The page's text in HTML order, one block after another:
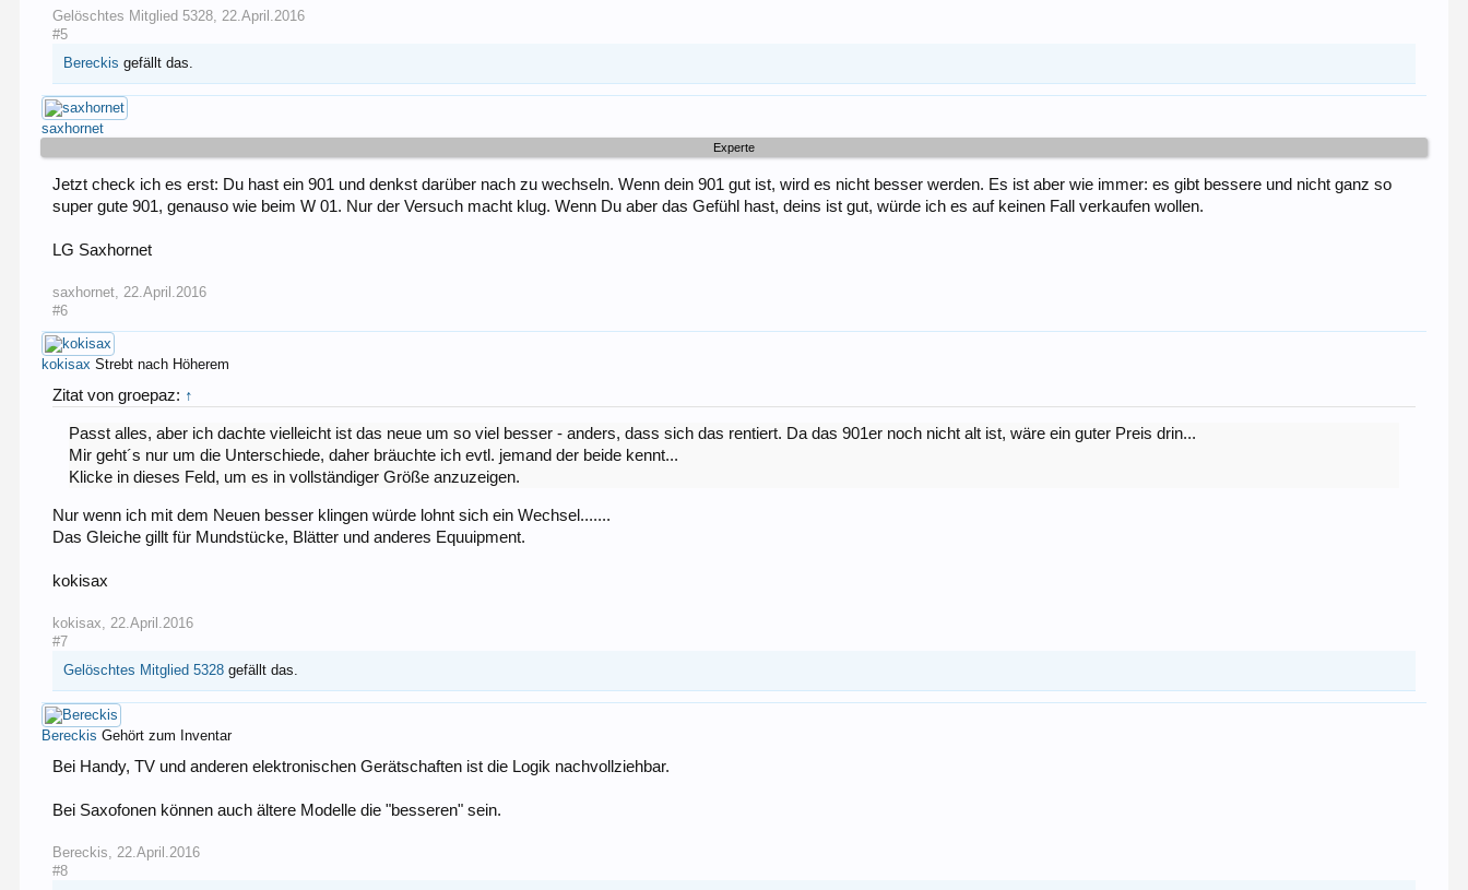
Gelöschtes Mitglied 5328 22.April.2016
#5
Bereckis gefällt das.
saxhornet
Experte
Jetzt check ich es erst: Du hast ein 901 und denkst darüber nach zu wechseln. Wenn dein 901 gut ist, wird es nicht besser werden. Es ist aber wie immer: es gibt bessere und nicht ganz so
super gute 901, genauso wie beim W 01. Nur der Versuch macht klug. Wenn Du aber das Gefühl hast, deins ist gut, würde ich es auf keinen Fall verkaufen wollen.
LG Saxhornet
saxhornet 22.April.2016
#6
kokisax Strebt nach Höherem
Zitat von groepaz: ↑
Passt alles, aber ich dachte vielleicht ist das neue um so viel besser - anders, dass sich das rentiert. Da das 901er noch nicht alt ist, wäre ein guter Preis drin...
Mir geht´s nur um die Unterschiede, daher bräuchte ich evtl. jemand der beide kennt...
Klicke in dieses Feld, um es in vollständiger Größe anzuzeigen.
Nur wenn ich mit dem Neuen besser klingen würde lohnt sich ein Wechsel.......
Das Gleiche gillt für Mundstücke, Blätter und anderes Equuipment.
kokisax
kokisax
22.April.2016
#7
Gelöschtes Mitglied 5328 gefällt das.
Bereckis Gehört zum Inventar
Bei Handy, TV und anderen elektronischen Gerätschaften ist die Logik nachvollziehbar.
Bei Saxofonen können auch ältere Modelle die "besseren" sein.
Bereckis
22.April.2016
#8